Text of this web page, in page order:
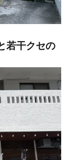
若干クセの